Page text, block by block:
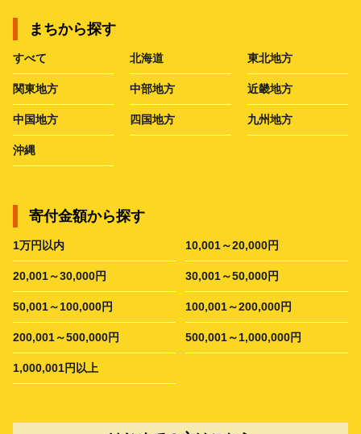
まちから探す
すべて 北海道 東北地方
関東地方 中部地方 近畿地方
中国地方 四国地方 九州地方
沖縄
寄付金額から探す
1万円以内 10,001～20,000円
20,001～30,000円 30,001～50,000円
50,001～100,000円 100,001～200,000円
200,001～500,000円 500,001～1,000,000円
1,000,001円以上